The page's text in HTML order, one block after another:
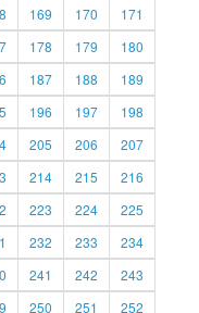
169 170
171
178 179
180
187 188
189
196 197
198
205 206
207
214 215
216
223 224
225
232 233
234
241 242
243
250 251 252